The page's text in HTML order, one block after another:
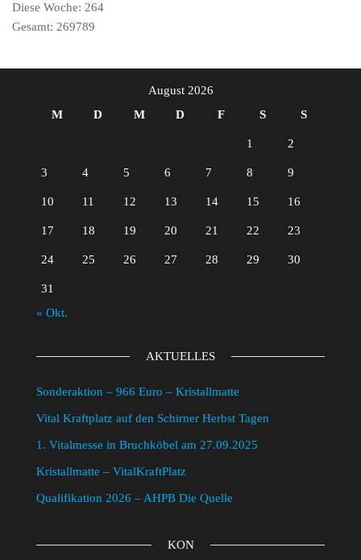
Diese Woche: 264
Gesamt: 269789
August 2026
M
D M D F S S
1 2
3 4 5 6 7 8 9
10 11 12 13 14 15 16
17 18 19 20 21 22 23
24 25 26 27 28 29 30
31
« Okt.
AKTUELLES
Sonderaktion – 966 Euro – Kristallmatte
Vital Kraftplatz auf den Schirner Herbst Tagen
1. Vitalmesse in Bruchköbel am 27.09.2025
Kristallmatte – VitalKraftPlatz
Qualifikation 2026 – AHPB Die Quelle
KON